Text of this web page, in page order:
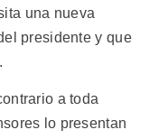
una nueva
presidente y que
a toda
lo presentan